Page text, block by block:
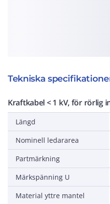
Tekniska
Kraftkabel < 1 kV, för rörlig
Längd
Nominell ledararea
Partmärkning
Märkspänning U
Material yttre mantel